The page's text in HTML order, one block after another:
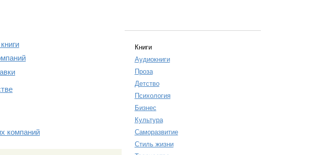
компаний
Книги
Аудиокниги
Проза
Детство
Психология
Бизнес
Культура
Саморазвитие
Стиль жизни